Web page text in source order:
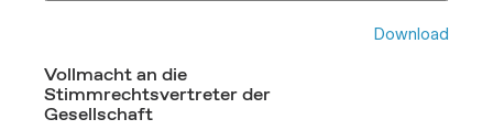
Vollmacht an die
Stimmrechtsvertreter der
Gesellschaft
Download